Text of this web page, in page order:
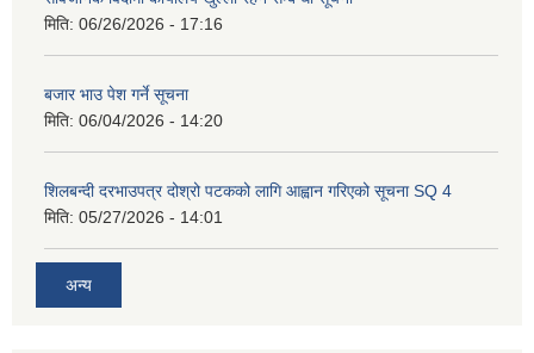
मिति: 06/26/2026 - 17:16
बजार भाउ पेश गर्ने सूचना
मिति: 06/04/2026 - 14:20
शिलबन्दी दरभाउपत्र दोश्रो पटकको लागि आह्वान गरिएको सूचना SQ 4
मिति: 05/27/2026 - 14:01
अन्य